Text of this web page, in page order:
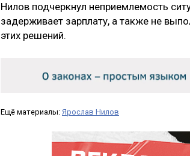
Нилов подчеркнул неприемлемость
задерживает зарплату, а также не
этих решений.
Ещё материалы: Ярослав Нилов